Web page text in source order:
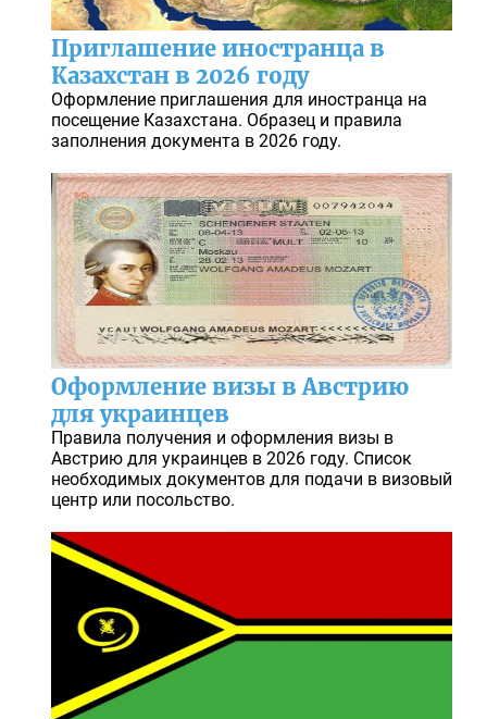
Приглашение иностранца в
Казахстан в 2026 году
Оформление приглашения для иностранца на
посещение Казахстана. Образец и правила
заполнения документа в 2026 году.
Оформление визы в Австрию
для украинцев
Правила получения и оформления визы в
Австрию для украинцев в 2026 году. Список
необходимых документов для подачи в визовый
центр или посольство.